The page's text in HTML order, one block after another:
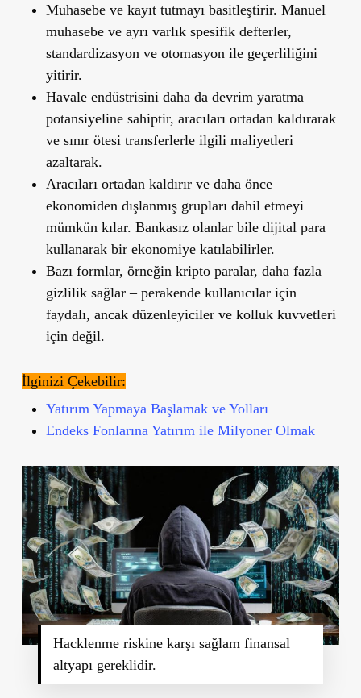
Muhasebe ve kayıt tutmayı basitleştirir. Manuel
muhasebe ve ayrı varlık spesifik defterler,
standardizasyon ve otomasyon ile geçerliliğini
yitirir.
Havale endüstrisini daha da devrim yaratma
potansiyeline sahiptir, aracıları ortadan kaldırarak
ve sınır ötesi transferlerle ilgili maliyetleri
azaltarak.
Aracıları ortadan kaldırır ve daha önce
ekonomiden dışlanmış grupları dahil etmeyi
mümkün kılar. Bankasız olanlar bile dijital para
kullanarak bir ekonomiye katılabilirler.
Bazı formlar, örneğin kripto paralar, daha fazla
gizlilik sağlar – perakende kullanıcılar için
faydalı, ancak düzenleyiciler ve kolluk kuvvetleri
için değil.
İlginizi Çekebilir:
Yatırım Yapmaya Başlamak ve Yolları
Endeks Fonlarına Yatırım ile Milyoner Olmak
Hacklenme riskine karşı sağlam finansal
altyapı gereklidir.